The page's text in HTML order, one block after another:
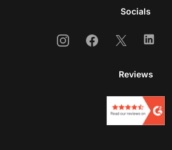
Socials
InstagramFacebook
X
Reviews